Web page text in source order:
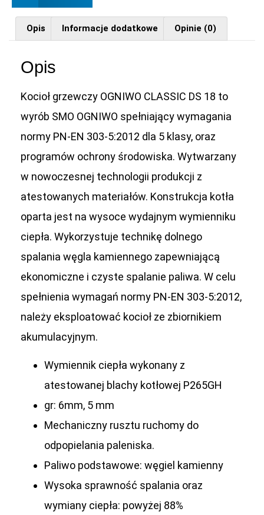
Opis Informacje dodatkowe Opinie (0)
Opis
Kocioł grzewczy OGNIWO CLASSIC DS 18 to
wyrób SMO OGNIWO spełniający wymagania
normy PN-EN 303-5:2012 dla 5 klasy, oraz
programów ochrony środowiska. Wytwarzany
w nowoczesnej technologii produkcji z
atestowanych materiałów. Konstrukcja kotła
oparta jest na wysoce wydajnym wymienniku
ciepła. Wykorzystuje technikę dolnego
spalania węgla kamiennego zapewniającą
ekonomiczne i czyste spalanie paliwa. W celu
spełnienia wymagań normy PN-EN 303-5:2012,
należy eksploatować kocioł ze zbiornikiem
akumulacyjnym.
Wymiennik ciepła wykonany z
atestowanej blachy kotłowej P265GH
gr: 6mm, 5 mm
Mechaniczny rusztu ruchomy do
odpopielania paleniska.
Paliwo podstawowe: węgiel kamienny
Wysoka sprawność spalania oraz
wymiany ciepła: powyżej 88%